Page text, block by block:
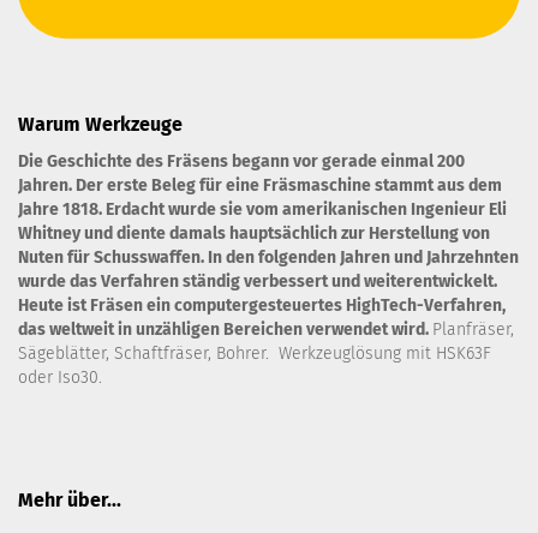
Warum Werkzeuge
Die Geschichte des Fräsens begann vor gerade einmal 200
Jahren. Der erste Beleg für eine Fräsmaschine stammt aus dem
Jahre 1818. Erdacht wurde sie vom amerikanischen Ingenieur Eli
Whitney und diente damals hauptsächlich zur Herstellung von
Nuten für Schusswaffen. In den folgenden Jahren und Jahrzehnten
wurde das Verfahren ständig verbessert und weiterentwickelt.
Heute ist Fräsen ein computergesteuertes HighTech-Verfahren,
das weltweit in unzähligen Bereichen verwendet wird. Planfräser,
Sägeblätter, Schaftfräser, Bohrer. Werkzeuglösung mit HSK63F
oder Iso30.
Mehr über...